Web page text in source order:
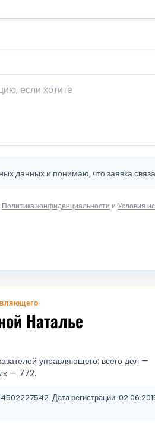
данных и понимаю, что заявка
Политика конфиденциальности и Условия
Наталье
управляющего: всего дел —
— 772.
Дата регистрации: